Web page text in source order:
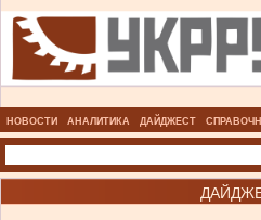
НОВОСТИ АНАЛИТИКА ДАЙДЖЕСТ